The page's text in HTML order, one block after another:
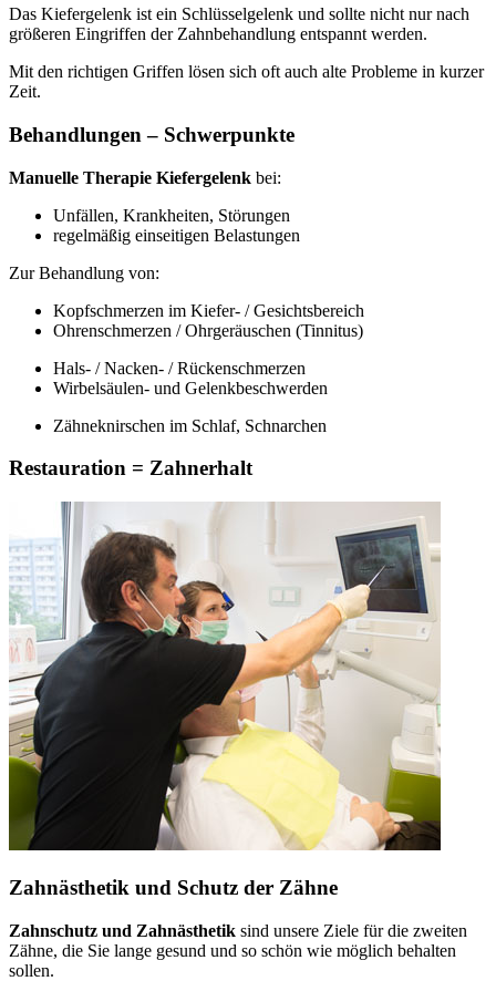
Das Kiefergelenk ist ein Schlüsselgelenk und sollte nicht nur nach
größeren Eingriffen der Zahnbehandlung entspannt werden.
Mit den richtigen Griffen lösen sich oft auch alte Probleme in kurzer
Zeit.
Behandlungen – Schwerpunkte
Manuelle Therapie Kiefergelenk bei:
Unfällen, Krankheiten, Störungen
regelmäßig einseitigen Belastungen
Zur Behandlung von:
Kopfschmerzen im Kiefer- / Gesichtsbereich
Ohrenschmerzen / Ohrgeräuschen (Tinnitus)
Hals- / Nacken- / Rückenschmerzen
Wirbelsäulen- und Gelenkbeschwerden
Zähneknirschen im Schlaf, Schnarchen
Restauration = Zahnerhalt
Zahnästhetik und Schutz der Zähne
Zahnschutz und Zahnästhetik sind unsere Ziele für die zweiten
Zähne, die Sie lange gesund und so schön wie möglich behalten
sollen.